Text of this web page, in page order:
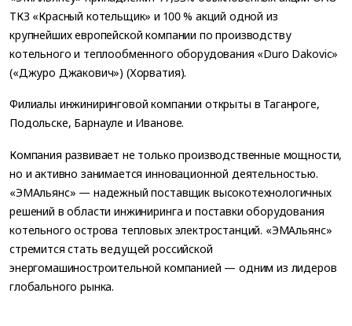
ТКЗ «Красный котельщик» и 100 % акций одной из
крупнейших европейской компании по производству
котельного и теплообменного оборудования «Duro Dakovic»
(«Джуро Джакович») (Хорватия).
Филиалы инжиниринговой компании открыты в Таганроге,
Подольске, Барнауле и Иванове.
Компания развивает не только производственные мощности,
но и активно занимается инновационной деятельностью.
«ЭМАльянс» — надежный поставщик высокотехнологичных
решений в области инжиниринга и поставки оборудования
котельного острова тепловых электростанций. «ЭМАльянс»
стремится стать ведущей российской
энергомашиностроительной компанией — одним из лидеров
глобального рынка.